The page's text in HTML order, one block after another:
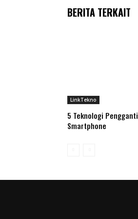
BERITA TERKAIT
LinkTekno
5 Teknologi Pengganti
Smartphone